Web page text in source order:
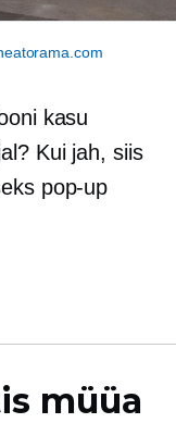
kasu
Kui jah, siis
pop-up
müüa